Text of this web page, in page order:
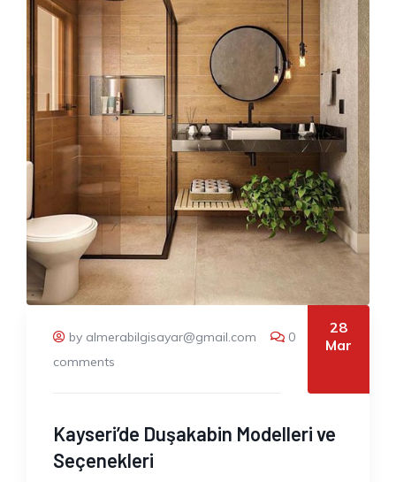
by almerabilgisayar@gmail.com
0
comments
28
Mar
Kayseri’de Duşakabin Modelleri ve
Seçenekleri